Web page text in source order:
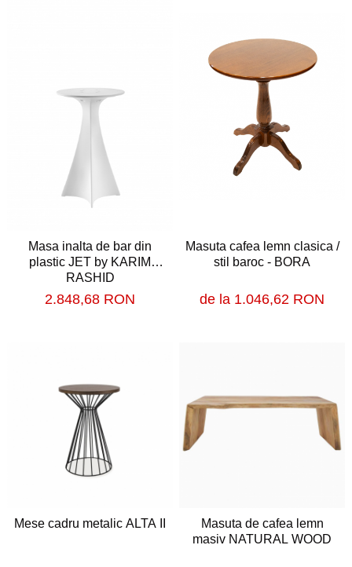
Masa inalta de bar din
plastic JET by KARIM
RASHID
2.848,68 RON
Masuta cafea lemn clasica /
stil baroc - BORA
de la 1.046,62 RON
Mese cadru metalic ALTA II
Masuta de cafea lemn
masiv NATURAL WOOD